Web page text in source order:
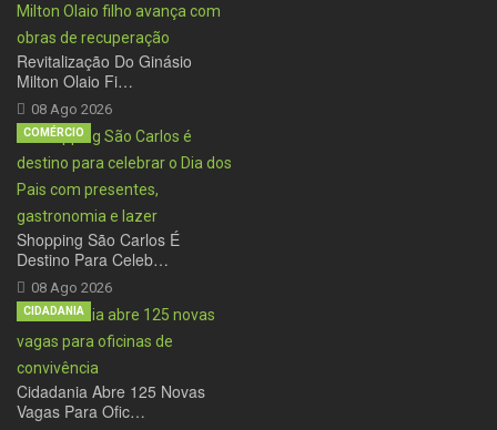
Revitalização Do Ginásio
Milton Olaio Fi…
08 Ago 2026
Shopping São Carlos É
Destino Para Celeb…
08 Ago 2026
COMÉRCIO
Cidadania Abre 125 Novas
Vagas Para Ofic…
CIDADANIA